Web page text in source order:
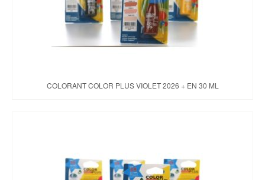
COLORANT COLOR PLUS VIOLET 2026 + EN 30 ML